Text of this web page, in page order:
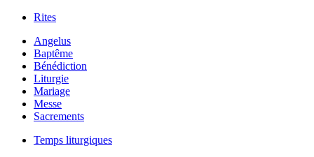
Rites
Angelus
Baptême
Bénédiction
Liturgie
Mariage
Messe
Sacrements
Temps liturgiques